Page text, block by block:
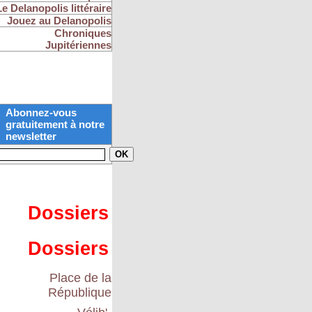
Delanopolis littéraire
Jouez au Delanopolis
Chroniques
Jupitériennes
Abonnez-vous
gratuitement à notre
newsletter
Dossiers
Dossiers
Place de la
République